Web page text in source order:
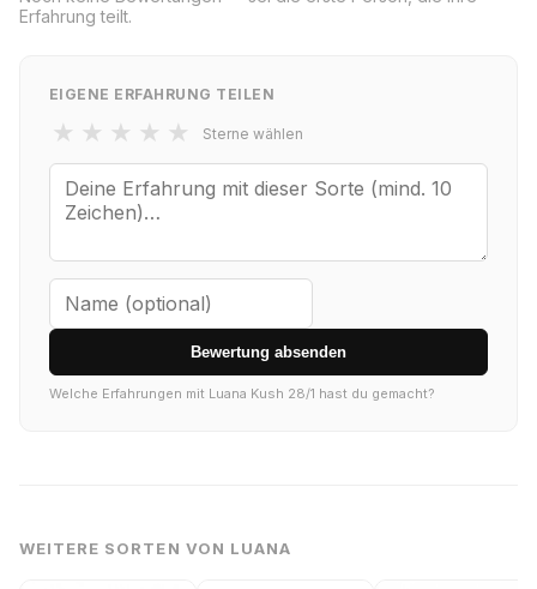
Erfahrung teilt.
EIGENE ERFAHRUNG TEILEN
★ ★ ★ ★ ★ Sterne wählen
Bewertung absenden
Welche Erfahrungen mit Luana Kush 28/1 hast du gemacht?
WEITERE SORTEN VON LUANA